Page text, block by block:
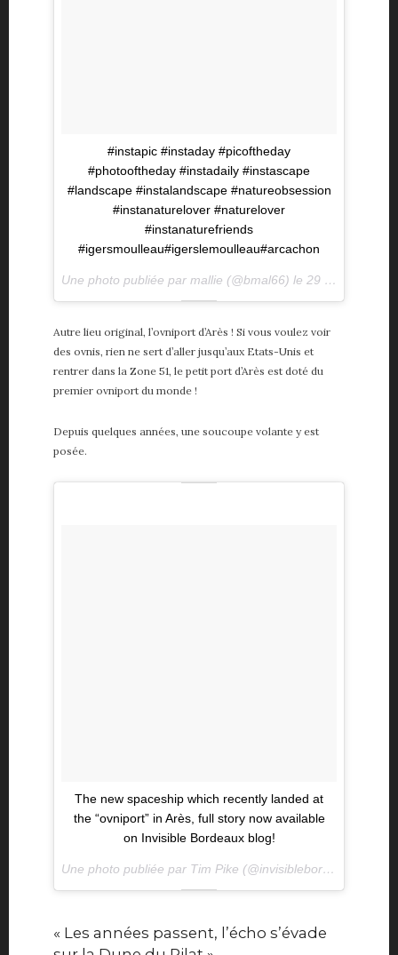
#instapic #instaday #picoftheday
#photooftheday #instadaily #instascape
#landscape #instalandscape #natureobsession
#instanaturelover #naturelover
#instanaturefriends
#igersmoulleau#igerslemoulleau#arcachon
Une photo publiée par mallie (@bmal66) le 29 Juil. 2016 à 4h13 PDT
Autre lieu original, l’ovniport d’Arès ! Si vous voulez voir
des ovnis, rien ne sert d’aller jusqu’aux Etats-Unis et
rentrer dans la Zone 51, le petit port d’Arès est doté du
premier ovniport du monde !
Depuis quelques années, une soucoupe volante y est
posée.
The new spaceship which recently landed at
the “ovniport” in Arès, full story now available
on Invisible Bordeaux blog!
Une photo publiée par Tim Pike (@invisiblebordeaux) le
« Les années passent, l’écho s’évade